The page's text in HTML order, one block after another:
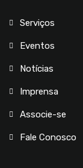
Serviços
Eventos
Notícias
Imprensa
Associe-se
Fale Conosco